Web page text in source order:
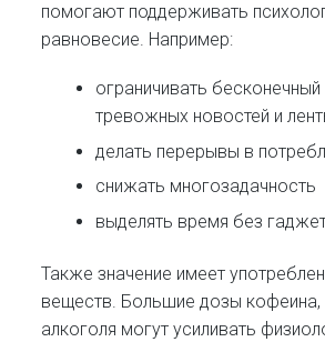
помогают поддерживать
равновесие. Например:
ограничивать
тревожных новостей и
делать перерывы в
снижать многозадачность
выделять время без
Также значение имеет
веществ. Большие дозы кофеина,
алкоголя могут усиливать